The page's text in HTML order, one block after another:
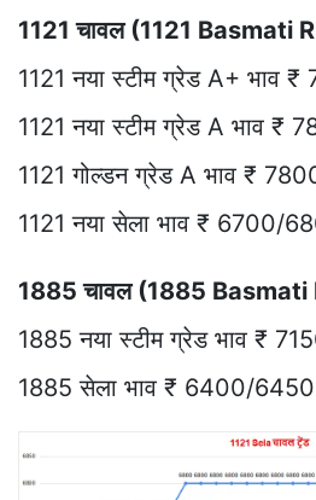
1121 चावल (1121 Basmati
1121 नया स्टीम ग्रेड A+ भाव
1121 नया स्टीम ग्रेड A भाव ₹
1121 गोल्डन ग्रेड A भाव ₹
1121 नया सेला भाव ₹ 6700/
1885 चावल (1885 Basmati
1885 नया स्टीम ग्रेड भाव ₹
1885 सेला भाव ₹ 6400/6450